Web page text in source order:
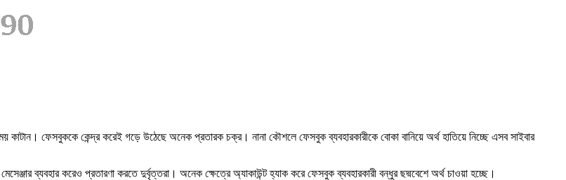
ফেসবুককে কেন্দ্র করেই গড়ে উঠেছে অনেক প্রতারক চক্র। নানা কৌশলে ফেসবুক ব্যবহারকারীকে বোকা বানিয়ে অর্থ হাতিয়ে নিচ্ছে এসব সাইবার
ব্যবহার করেও প্রতারণা করতে দুর্বৃত্তরা। অনেক ক্ষেত্রে অ্যাকাউন্ট হ্যাক করে ফেসবুক ব্যবহারকারী বন্ধুর ছদ্মবেশে অর্থ চাওয়া হচ্ছে।